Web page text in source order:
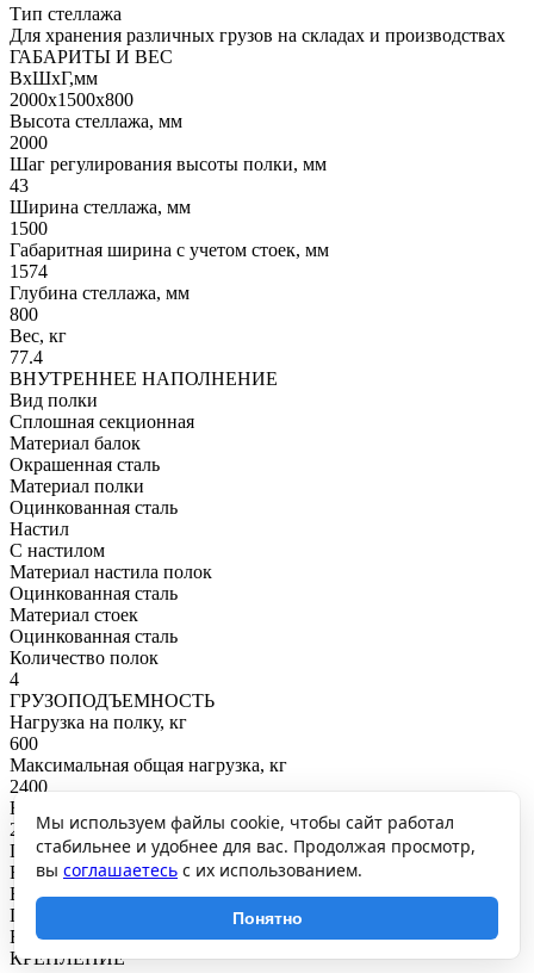
Тип стеллажа
Для хранения различных грузов на складах и производствах
ГАБАРИТЫ И ВЕС
ВхШхГ,мм
2000x1500x800
Высота стеллажа, мм
2000
Шаг регулирования высоты полки, мм
43
Ширина стеллажа, мм
1500
Габаритная ширина с учетом стоек, мм
1574
Глубина стеллажа, мм
800
Вес, кг
77.4
ВНУТРЕННЕЕ НАПОЛНЕНИЕ
Вид полки
Сплошная секционная
Материал балок
Окрашенная сталь
Материал полки
Оцинкованная сталь
Настил
С настилом
Материал настила полок
Оцинкованная сталь
Материал стоек
Оцинкованная сталь
Количество полок
4
ГРУЗОПОДЪЕМНОСТЬ
Нагрузка на полку, кг
600
Максимальная общая нагрузка, кг
2400
Нагрузка на секцию, кг
2700
ПОКРЫТИЕ И ЦВЕТ
RAL
Балки: RAL7081
Покрытие
Балки: порошковое
КРЕПЛЕНИЕ
Мы используем файлы cookie, чтобы сайт работал
стабильнее и удобнее для вас. Продолжая просмотр,
вы соглашаетесь с их использованием.
Понятно